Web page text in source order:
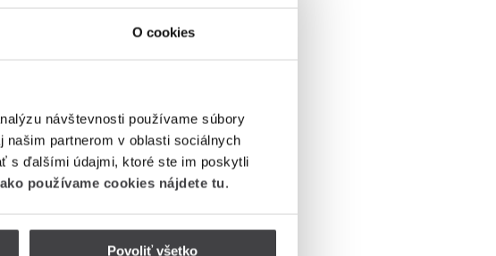
O cookies
návštevnosti používame súbory
partnerom v oblasti sociálnych
s ďalšími údajmi, ktoré ste im poskytli
ako používame cookies nájdete tu.
Povoliť všetko